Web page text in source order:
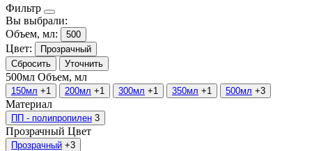
Фильтр
Вы выбрали:
Объем, мл:
500
Цвет:
Прозрачный
Сбросить
Уточнить
500мл Объем, мл
150мл +1 200мл +1 300мл +1 350мл +1 500мл +3
Материал
ПП - полипропилен 3
Прозрачный Цвет
Прозрачный +3